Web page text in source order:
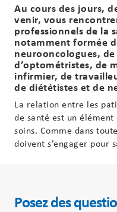
Au cours des jours,
venir, vous
professionnels de la
notamment formée
neurooncologues,
d’optométristes, de
infirmier, de
de diététistes et de
La relation entre les
de santé est un
soins. Comme dans
doivent s’engager pour
Posez des